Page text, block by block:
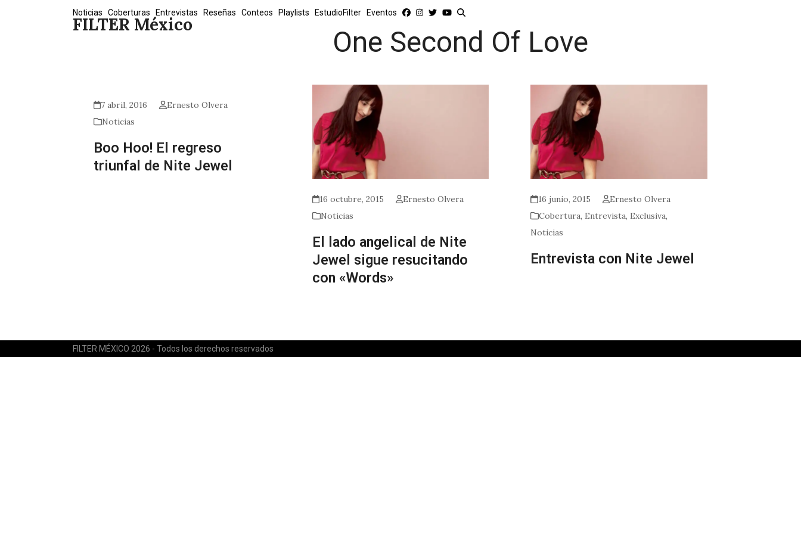
FILTER México
Noticias Coberturas Entrevistas Reseñas Conteos Playlists EstudioFilter Eventos
One Second Of Love
7 abril, 2016
Ernesto Olvera
Noticias
Boo Hoo! El regreso
triunfal de Nite Jewel
16 octubre, 2015
Ernesto Olvera
Noticias
El lado angelical de Nite
Jewel sigue resucitando
con «Words»
16 junio, 2015
Ernesto Olvera
Cobertura,Entrevista,Exclusiva,
Noticias
Entrevista con Nite Jewel
FILTER MÉXICO 2026 - Todos los derechos reservados